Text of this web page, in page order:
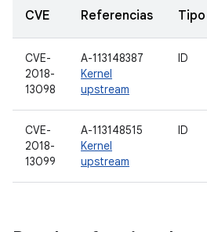
CVE Referencias Tipo
CVE-
2018-
13098
A-113148387
Kernel
upstream
ID
CVE-
2018-
13099
A-113148515
Kernel
upstream
ID